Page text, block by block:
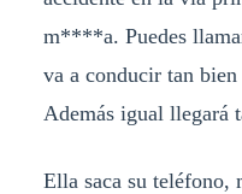
m****a. Puedes
va a conducir tan
Además igual llegará
Ella saca su teléfono,